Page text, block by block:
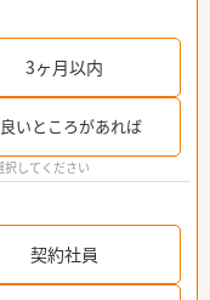
3ヶ月以内
良いところがあれば
してください
契約社員